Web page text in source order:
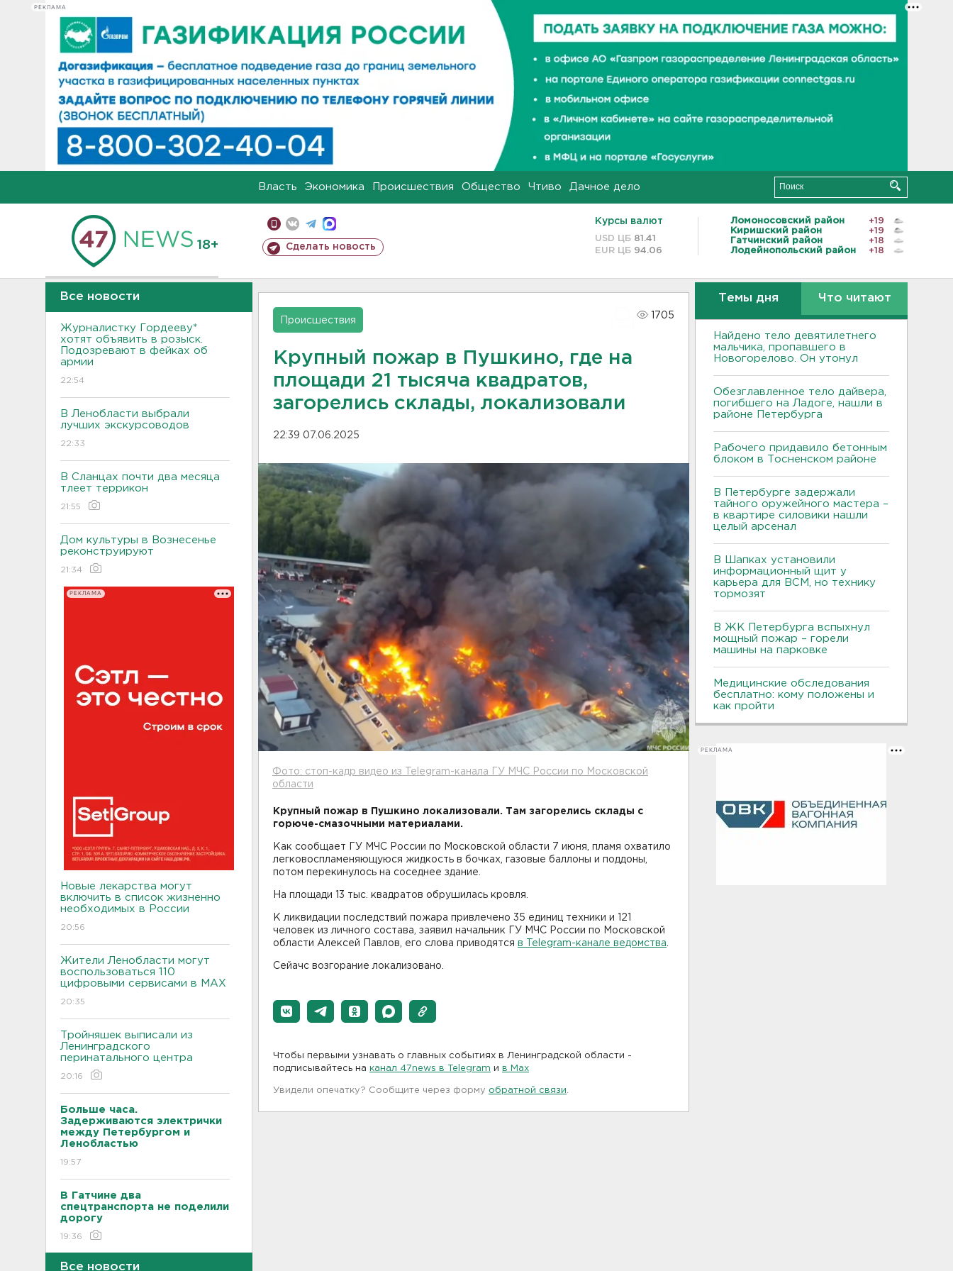
РЕКЛАМА
Власть Экономика Происшествия Общество Чтиво Дачное дело
18+ Сделать новость
Курсы валют
USD ЦБ 81.41
EUR ЦБ 94.06
Ломоносовский район
+19
Киришский район
+19
Гатчинский район
+18
Лодейнопольский район
+18
Все новости
Журналистку Гордееву*
хотят объявить в розыск.
Подозревают в фейках об
армии
22:54
В Ленобласти выбрали
лучших экскурсоводов
22:33
В Сланцах почти два месяца
тлеет террикон
21:55
Дом культуры в Вознесенье
реконструируют
21:34
РЕКЛАМА
Новые лекарства могут
включить в список жизненно
необходимых в России
20:56
Жители Ленобласти могут
воспользоваться 110
цифровыми сервисами в МАХ
20:35
Тройняшек выписали из
Ленинградского
перинатального центра
20:16
Больше часа.
Задерживаются электрички
между Петербургом и
Ленобластью
19:57
В Гатчине два
спецтранспорта не поделили
дорогу
19:36
Все новости
Происшествия
1705
Крупный пожар в Пушкино, где на
площади 21 тысяча квадратов,
загорелись склады, локализовали
22:39 07.06.2025
Фото: стоп-кадр видео из Telegram-канала ГУ МЧС России по Московской
области
Крупный пожар в Пушкино локализовали. Там загорелись склады с
горюче-смазочными материалами.
Как сообщает ГУ МЧС России по Московской области 7 июня, пламя охватило
легковоспламеняющуюся жидкость в бочках, газовые баллоны и поддоны,
потом перекинулось на соседнее здание.
На площади 13 тыс. квадратов обрушилась кровля.
К ликвидации последствий пожара привлечено 35 единиц техники и 121
человек из личного состава, заявил начальник ГУ МЧС России по Московской
области Алексей Павлов, его слова приводятся в Telegram-канале ведомства
Сейачс возгорание локализовано.
Чтобы первыми узнавать о главных событиях в Ленинградской области -
подписывайтесь на канал 47news в Telegram и в Maх
Увидели опечатку? Сообщите через форму обратной связи
Темы дня Что читают
Найдено тело девятилетнего
мальчика, пропавшего в
Новогорелово. Он утонул
Обезглавленное тело дайвера,
погибшего на Ладоге, нашли в
районе Петербурга
Рабочего придавило бетонным
блоком в Тосненском районе
В Петербурге задержали
тайного оружейного мастера –
в квартире силовики нашли
целый арсенал
В Шапках установили
информационный щит у
карьера для ВСМ, но технику
тормозят
В ЖК Петербурга вспыхнул
мощный пожар – горели
машины на парковке
Медицинские обследования
бесплатно: кому положены и
как пройти
РЕКЛАМА